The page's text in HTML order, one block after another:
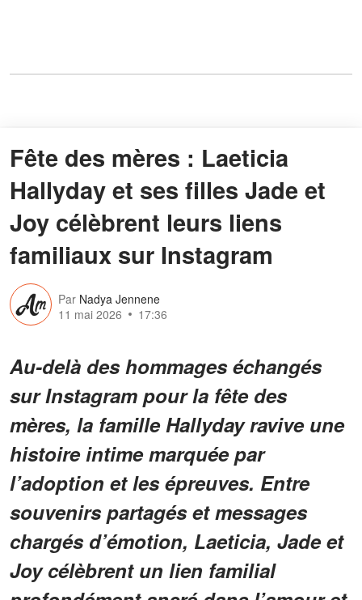
Fête des mères : Laeticia
Hallyday et ses filles Jade et
Joy célèbrent leurs liens
familiaux sur Instagram
Par Nadya Jennene
11 mai 2026
17:36
Au-delà des hommages échangés
sur Instagram pour la fête des
mères, la famille Hallyday ravive une
histoire intime marquée par
l’adoption et les épreuves. Entre
souvenirs partagés et messages
chargés d’émotion, Laeticia, Jade et
Joy célèbrent un lien familial